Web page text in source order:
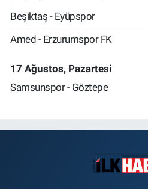
Beşiktaş - Eyüpspor
Amed - Erzurumspor FK
17 Ağustos, Pazartesi
Samsunspor - Göztepe